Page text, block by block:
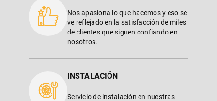
3 cuotas sin interés
Mercado pago